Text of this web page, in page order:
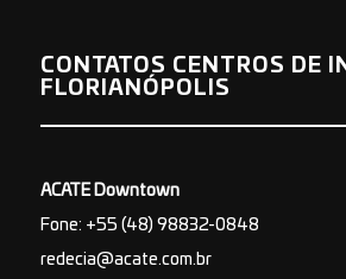
CONTATOS CENTROS DE
FLORIANÓPOLIS
ACATE Downtown
Fone: +55 (48) 98832-0848
redecia@acate.com.br